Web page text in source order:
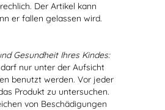
Der Artikel kann
er fallen gelassen wird.
Gesundheit Ihres Kindes:
nur unter der Aufsicht
benutzt werden. Vor jeder
Produkt zu untersuchen.
von Beschädigungen